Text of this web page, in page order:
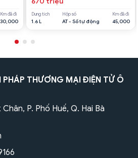
Km đã đi
30,000
Dung tích
1.6 L
Hộp số
AT - Số tự động
Km đã đi
45,000
THƯƠNG MẠI ĐIỆN TỬ Ô
P. Phố Huế, Q. Hai Bà